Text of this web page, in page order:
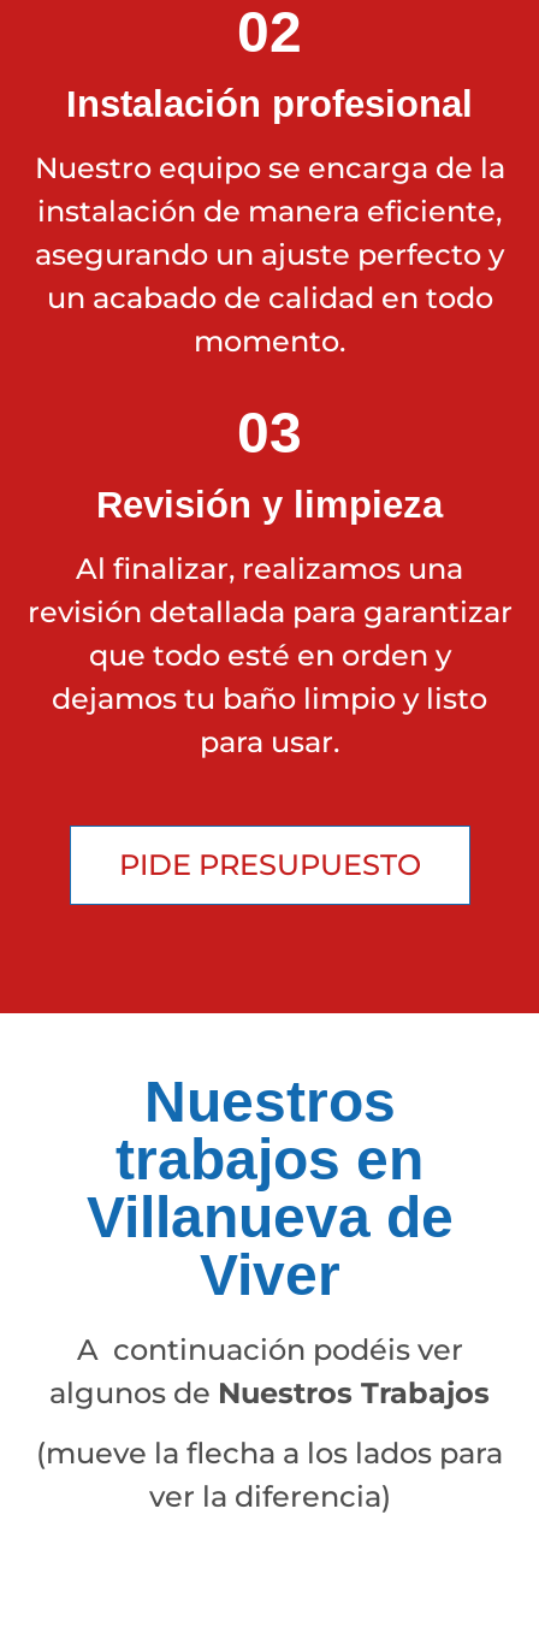
02
Instalación profesional
Nuestro equipo se encarga de la
instalación de manera eficiente,
asegurando un ajuste perfecto y
un acabado de calidad en todo
momento.
03
Revisión y limpieza
Al finalizar, realizamos una
revisión detallada para garantizar
que todo esté en orden y
dejamos tu baño limpio y listo
para usar.
PIDE PRESUPUESTO
Nuestros
trabajos en
Villanueva de
Viver
A continuación podéis ver
algunos de Nuestros Trabajos
(mueve la flecha a los lados para
ver la diferencia)